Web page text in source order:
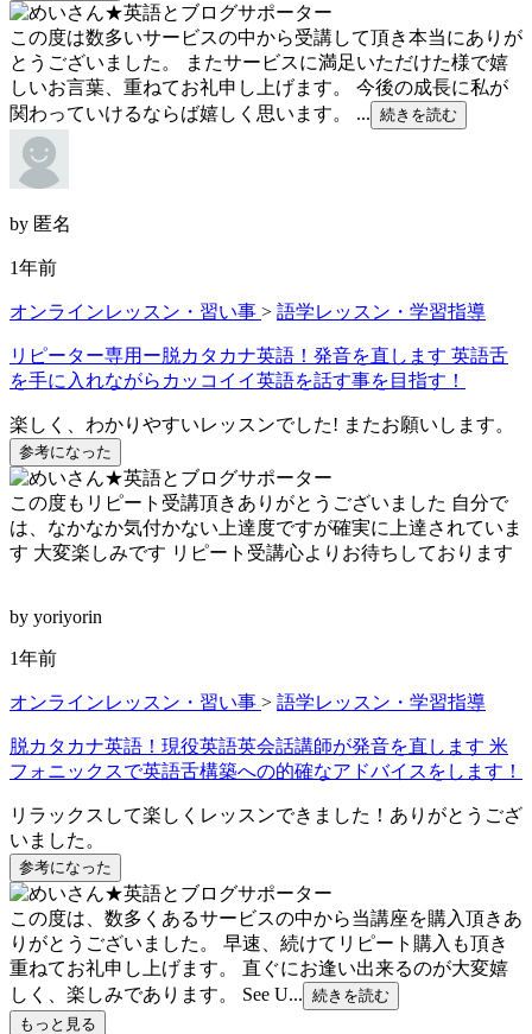
この度は数多いサービスの中から受講して頂き本当にありが
とうございました。 またサービスに満足いただけた様で嬉
しいお言葉、重ねてお礼申し上げます。 今後の成長に私が
関わっていけるならば嬉しく思います。 ... 続きを読む
by 匿名
1年前
オンラインレッスン・習い事 > 語学レッスン・学習指導
リピーター専用ー脱カタカナ英語！発音を直します 英語舌
を手に入れながらカッコイイ英語を話す事を目指す！
楽しく、わかりやすいレッスンでした! またお願いします。
参考になった
この度もリピート受講頂きありがとうございました 自分で
は、なかなか気付かない上達度ですが確実に上達されていま
す 大変楽しみです リピート受講心よりお待ちしております
by yoriyorin
1年前
オンラインレッスン・習い事 > 語学レッスン・学習指導
脱カタカナ英語！現役英語英会話講師が発音を直します 米
フォニックスで英語舌構築への的確なアドバイスをします！
リラックスして楽しくレッスンできました！ありがとうござ
いました。
参考になった
この度は、数多くあるサービスの中から当講座を購入頂きあ
りがとうございました。 早速、続けてリピート購入も頂き
重ねてお礼申し上げます。 直ぐにお逢い出来るのが大変嬉
しく、楽しみであります。 See U... 続きを読む
もっと見る